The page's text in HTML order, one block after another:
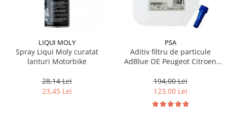
LIQUI MOLY
Spray Liqui Moly curatat
lanturi Motorbike
28,14 Lei
23,45 Lei
PSA
Aditiv filtru de particule
AdBlue OE Peugeot Citroen
194,00 Lei
123,00 Lei